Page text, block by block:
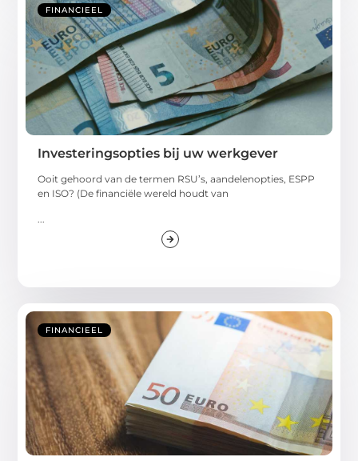
FINANCIEEL
Investeringsopties bij uw werkgever
Ooit gehoord van de termen RSU’s, aandelenopties, ESPP
en ISO? (De financiële wereld houdt van
...
FINANCIEEL